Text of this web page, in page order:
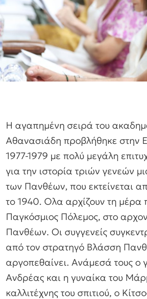
Η αγαπημένη σειρά του
Αθανασιάδη προβλήθηκε στην
1977-1979 με πολύ μεγάλη
για την ιστορία τριών γενεών
των Πανθέων, που εκτείνεται
το 1940. Ολα αρχίζουν τη μέρα
Παγκόσμιος Πόλεμος, στο
Πανθέων. Οι συγγενείς
από τον στρατηγό Βλάσση
αργοπεθαίνει. Ανάμεσά τους ο
Ανδρέας και η γυναίκα του
καλλιτέχνης του σπιτιού, ο